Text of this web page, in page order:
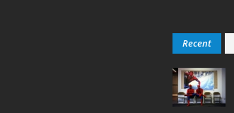
Recent